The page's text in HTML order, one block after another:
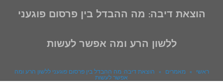
הוצאת דיבה: מה ההבדל בין פרסום פוגעני
ללשון הרע ומה אפשר לעשות
ראשי » מאמרים »
הוצאת דיבה: מה ההבדל בין פרסום פוגעני ללשון הרע ומה
אפשר לעשות